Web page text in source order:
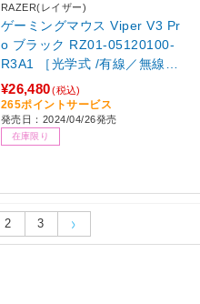
RAZER(レイザー)
ゲーミングマウス Viper V3 Pr
o ブラック RZ01-05120100-
R3A1 ［光学式 /有線／無線
(ワイヤレス) /6ボタン /USB］
¥26,480(税込)
265ポイントサービス
発売日：2024/04/26発売
在庫限り
2 3